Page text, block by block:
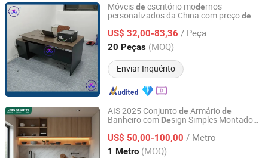
Móveisde escritório modernos
personalizados da China com preçode
US$ 32,00-83,36 / Peça
20 Peças (MOQ)
Enviar Inquérito
Foshan Womei Furniture Co., Ltd.
Guangdong, China Desde 2024
AIS 2025 Conjuntode Armáriode
Banheiro com Design Simples Montado
Cozinha Folheado MarromMobiliário
Cozinha com Ilha
US$ 50,00-100,00 / Metro
1 Metro (MOQ)
AIS SMARTI LLC
Guangdong, China Desde 2024